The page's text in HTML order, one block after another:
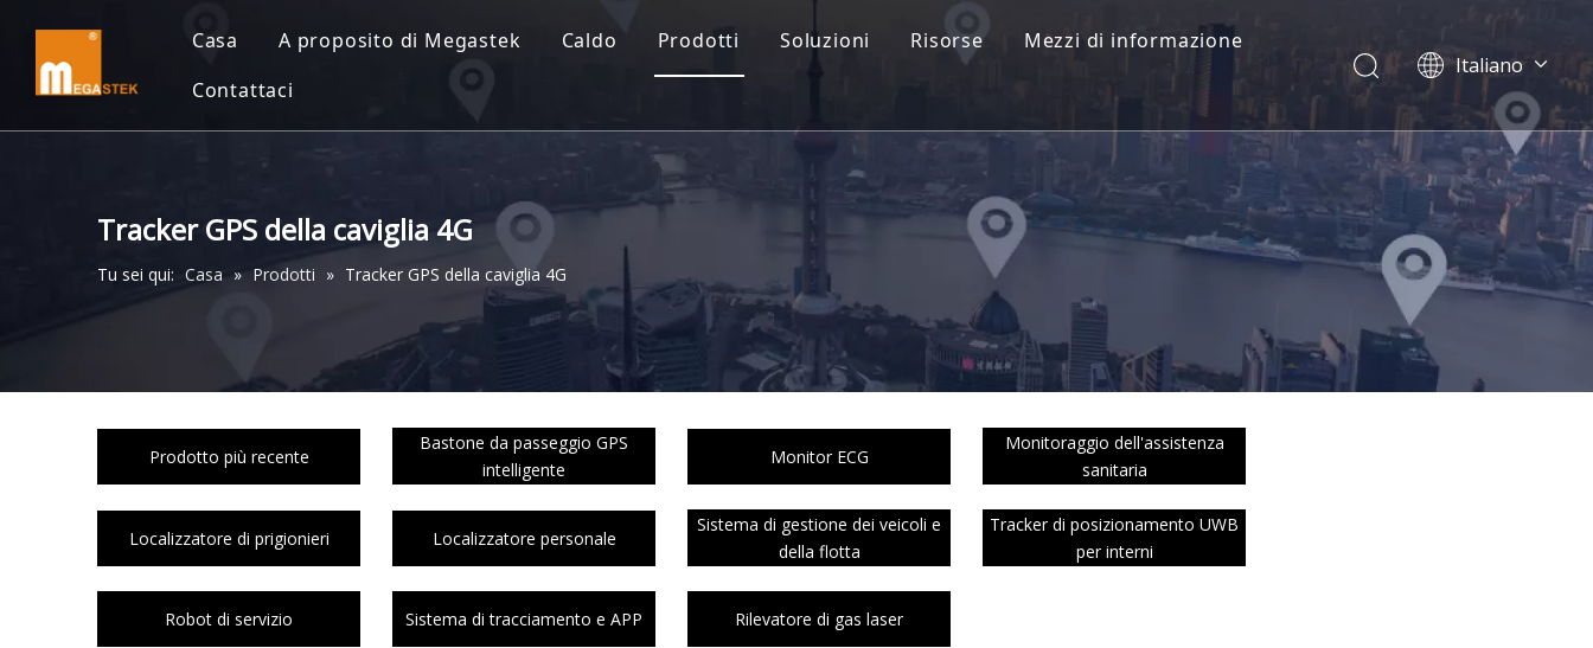
Casa A proposito di Megastek Caldo Prodotti Soluzioni Risorse
Mezzi di informazione
Contattaci
Italiano
Dansk
norsk språk
한국어
日本語
Deutsch
Português
Español
简体中文
Tracker GPS della caviglia 4G
Tu sei qui: Casa » Prodotti » Tracker GPS della caviglia 4G
Prodotto più recente
Bastone da passeggio GPS
intelligente
Monitor ECG
Monitoraggio dell'assistenza
sanitaria
Localizzatore di prigionieri Localizzatore personale
Sistema di gestione dei veicoli e
della flotta
Tracker di posizionamento UWB
per interni
Robot di servizio Sistema di tracciamento e APP Rilevatore di gas laser